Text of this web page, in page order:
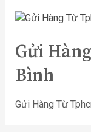
Gửi
Bình
Gửi Hàng Từ